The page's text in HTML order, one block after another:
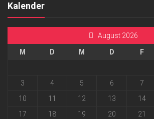
Kalender
August 2026
M D M D F
3
4 5 6 7
10
11 12 13 14
17
18 19 20 21